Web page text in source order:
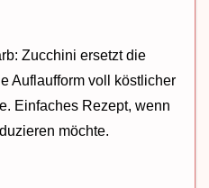
Zucchini ersetzt die
Auflaufform voll köstlicher
Einfaches Rezept, wenn
möchte.